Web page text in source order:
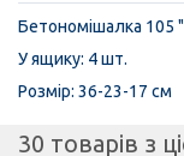
Бетономішалка 105
У ящику: 4 шт.
Розмір: 36-23-17 см
30 товарів з